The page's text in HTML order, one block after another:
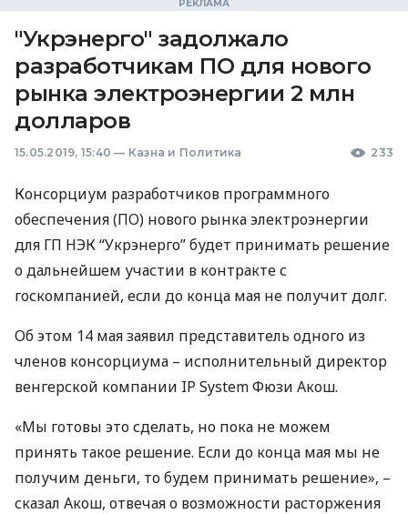
"Укрэнерго" задолжало
разработчикам ПО для нового
рынка электроэнергии 2 млн
долларов
15.05.2019, 15:40 — Казна и Политика 233
Консорциум разработчиков программного
обеспечения (ПО) нового рынка электроэнергии
для ГП НЭК“Укрэнерго” будет принимать решение
о дальнейшем участии в контракте с
госкомпанией, если до конца мая не получит долг.
Об этом 14 мая заявил представитель одного из
членов консорциума – исполнительный директор
венгерской компании IP System Фюзи Акош.
«Мы готовы это сделать, но пока не можем
принять такое решение. Если до конца мая мы не
получим деньги, то будем принимать решение», –
сказал Акош, отвечая о возможности расторжения